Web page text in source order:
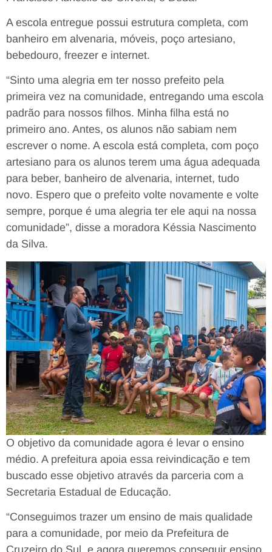
A escola entregue possui estrutura completa, com
banheiro em alvenaria, móveis, poço artesiano,
bebedouro, freezer e internet.
“Sinto uma alegria em ter nosso prefeito pela
primeira vez na comunidade, entregando uma escola
padrão para nossos filhos. Minha filha está no
primeiro ano. Antes, os alunos não sabiam nem
escrever o nome. A escola está completa, com poço
artesiano para os alunos terem uma água adequada
para beber, banheiro de alvenaria, internet, tudo
novo. Espero que o prefeito volte novamente e volte
sempre, porque é uma alegria ter ele aqui na nossa
comunidade”, disse a moradora Késsia Nascimento
da Silva.
O objetivo da comunidade agora é levar o ensino
médio. A prefeitura apoia essa reivindicação e tem
buscado esse objetivo através da parceria com a
Secretaria Estadual de Educação.
“Conseguimos trazer um ensino de mais qualidade
para a comunidade, por meio da Prefeitura de
Cruzeiro do Sul, e agora queremos conseguir ensino